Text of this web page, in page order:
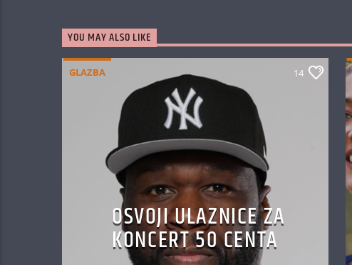
YOU MAY ALSO LIKE
GLAZBA 14
OSVOJI ULAZNICE ZA
KONCERT 50 CENTA